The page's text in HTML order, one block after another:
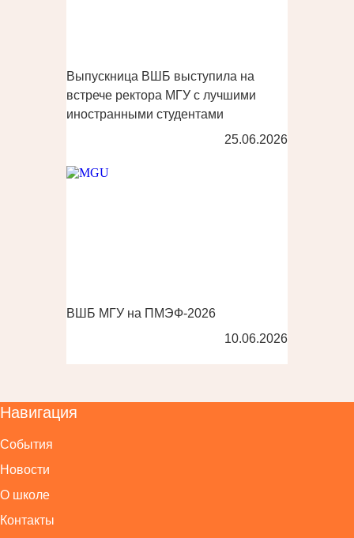
Выпускница ВШБ выступила на
встрече ректора МГУ с лучшими
иностранными студентами
25.06.2026
ВШБ МГУ на ПМЭФ-2026
10.06.2026
Навигация
События
Новости
О школе
Контакты